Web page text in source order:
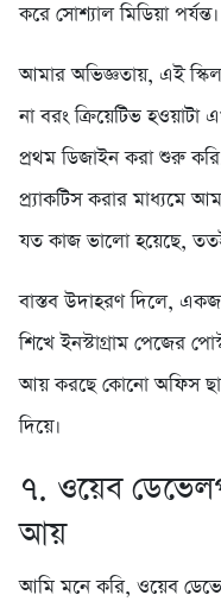
করে সোশ্যাল মিডিয়া পর্যন্ত।
আমার অভিজ্ঞতায়, এই
না বরং ক্রিয়েটিভ
প্রথম ডিজাইন করা শুরু
প্র্যাকটিস করার মাধ্যমে
যত কাজ ভালো হয়েছে,
বাস্তব উদাহরণ দিলে,
শিখে ইনস্টাগ্রাম পেজের
আয় করছে কোনো অফিস
দিয়ে।
৭. ওয়েব
আয়
আমি মনে করি, ওয়েব